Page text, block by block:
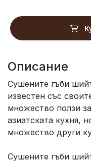
Описание
Сушените гъби
известен със
множество ползи
азиатската кухня,
множество други
Сушените гъби